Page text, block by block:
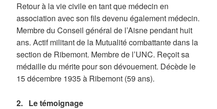
Retour à la vie civile en tant que médecin en
association avec son fils devenu également médecin.
Membre du Conseil général de l’Aisne pendant huit
ans. Actif militant de la Mutualité combattante dans la
section de Ribemont. Membre de l’UNC. Reçoit sa
médaille du mérite pour son dévouement. Décède le
15 décembre 1935 à Ribemont (59 ans).
2. Le témoignage